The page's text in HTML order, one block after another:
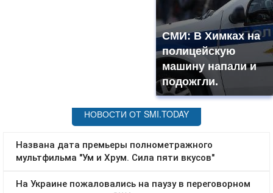
СМИ: В Химках на
полицейскую
машину напали и
подожгли.